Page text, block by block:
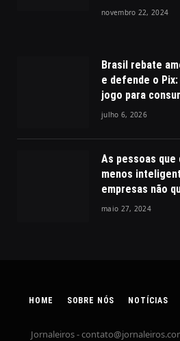
novembro 22, 2024
Brasil rebate
e defende o
jogo para
julho 6, 2026
As pessoas
menos
empresas não
maio 27, 2024
HOME SOBRE NÓS NOTÍCIAS
Jornaleiros -